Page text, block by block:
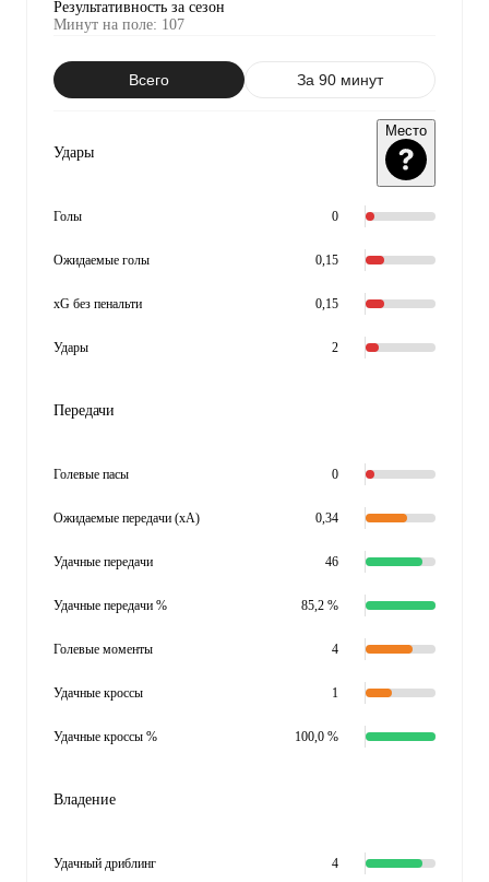
Результативность за сезон
Минут на поле: 107
Всего За 90 минут
Удары
Место
Голы 0
Ожидаемые голы 0,15
xG без пенальти 0,15
Удары 2
Передачи
Голевые пасы 0
Ожидаемые передачи (xA) 0,34
Удачные передачи 46
Удачные передачи % 85,2 %
Голевые моменты 4
Удачные кроссы 1
Удачные кроссы % 100,0 %
Владение
Удачный дриблинг 4